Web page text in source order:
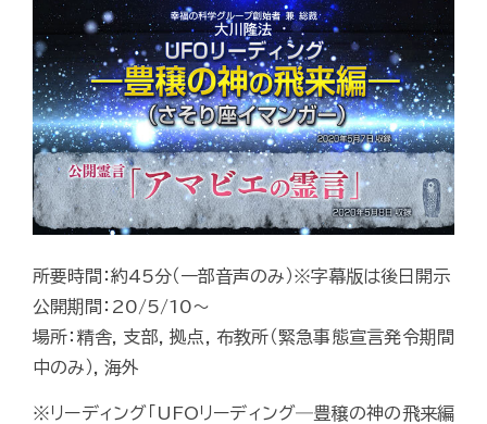
所要時間：約45分（一部音声のみ）※字幕版は後日開示
公開期間：20/5/10～
場所：精舎, 支部, 拠点, 布教所（緊急事態宣言発令期間
中のみ）, 海外
※リーディング「UFOリーディング―豊穣の神の飛来編